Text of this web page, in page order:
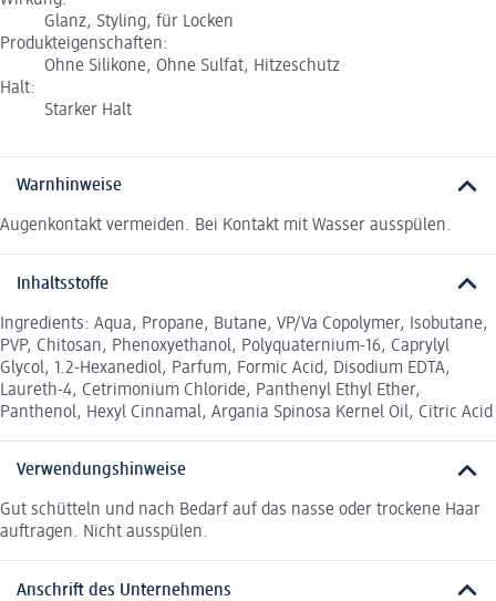
Glanz, Styling, für Locken
Produkteigenschaften:
Ohne Silikone, Ohne Sulfat, Hitzeschutz
Halt:
Starker Halt
Warnhinweise
Augenkontakt vermeiden. Bei Kontakt mit Wasser ausspülen.
Inhaltsstoffe
Ingredients: Aqua, Propane, Butane, VP/Va Copolymer, Isobutane,
PVP, Chitosan, Phenoxyethanol, Polyquaternium-16, Caprylyl
Glycol, 1.2-Hexanediol, Parfum, Formic Acid, Disodium EDTA,
Laureth-4, Cetrimonium Chloride, Panthenyl Ethyl Ether,
Panthenol, Hexyl Cinnamal, Argania Spinosa Kernel Oil, Citric Acid
Verwendungshinweise
Gut schütteln und nach Bedarf auf das nasse oder trockene Haar
auftragen. Nicht ausspülen.
Anschrift des Unternehmens